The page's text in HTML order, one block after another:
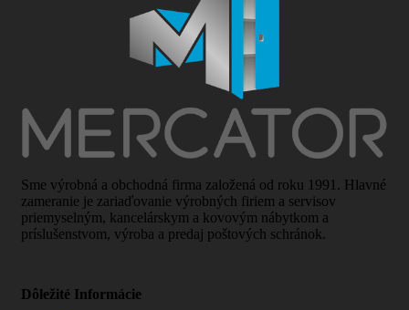
Sme výrobná a obchodná firma založená od roku 1991. Hlavné
zameranie je zariaďovanie výrobných firiem a servisov
priemyselným, kancelárskym a kovovým nábytkom a
príslušenstvom, výroba a predaj poštových schránok.
Dôležité Informácie